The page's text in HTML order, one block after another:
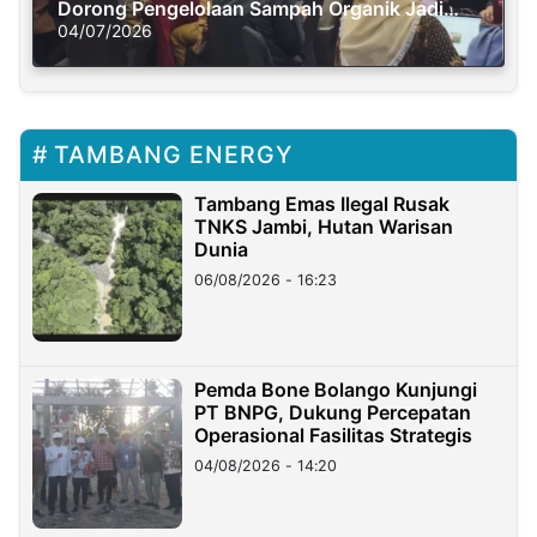
Dorong Pengelolaan Sampah Organik Jadi
Solusi Krisis Iklim
04/07/2026
TAMBANG ENERGY
Tambang Emas Ilegal Rusak
TNKS Jambi, Hutan Warisan
Dunia
06/08/2026 - 16:23
Pemda Bone Bolango Kunjungi
PT BNPG, Dukung Percepatan
Operasional Fasilitas Strategis
04/08/2026 - 14:20